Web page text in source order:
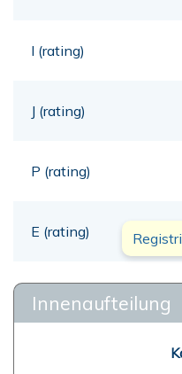
I (rating)
J (rating)
P (rating)
E (rating)
Innenaufteilung